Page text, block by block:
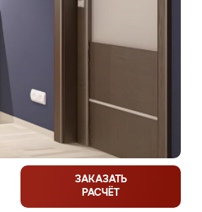
ЗАКАЗАТЬ
РАСЧЁТ